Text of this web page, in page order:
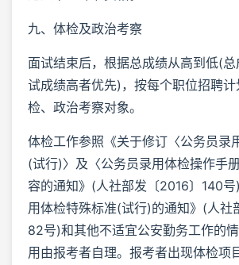
九、体检及政治考察
面试结束后，根据总成绩从高到低(
试成绩高者优先)，按每个职位招聘计
检、政治考察对象。
体检工作参照《关于修订〈公务员录
(试行)〉及〈公务员录用体检操作手
容的通知》(人社部发〔2016〕140
用体检特殊标准(试行)的通知》(人社
82号)和其他不适宜公安勤务工作的
用由报考者自理。报考者出现体检项